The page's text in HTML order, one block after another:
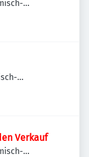
Verkauf